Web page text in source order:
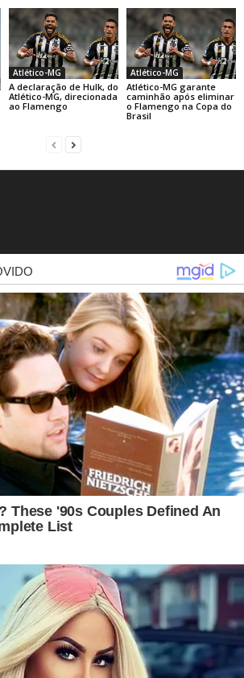
Atlético-MG
A declaração de Hulk, do
Atlético-MG, direcionada
ao Flamengo
Atlético-MG
Atlético-MG garante
caminhão após eliminar
o Flamengo na Copa do
Brasil